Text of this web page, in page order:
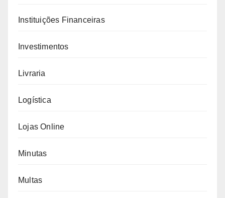
Instituições Financeiras
Investimentos
Livraria
Logística
Lojas Online
Minutas
Multas